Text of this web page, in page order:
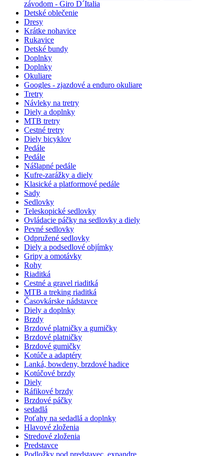
závodom - Giro D´Italia
Detské oblečenie
Dresy
Krátke nohavice
Rukavice
Detské bundy
Doplnky
Doplnky
Okuliare
Googles - zjazdové a enduro okuliare
Tretry
Návleky na tretry
Diely a doplnky
MTB tretry
Cestné tretry
Diely bicyklov
Pedále
Pedále
Nášlapné pedále
Kufre-zarážky a diely
Klasické a platformové pedále
Sady
Sedlovky
Teleskopické sedlovky
Ovládacie páčky na sedlovky a diely
Pevné sedlovky
Odpružené sedlovky
Diely a podsedlové objímky
Gripy a omotávky
Rohy
Riaditká
Cestné a gravel riaditká
MTB a treking riaditká
Časovkárske nádstavce
Diely a doplnky
Brzdy
Brzdové platničky a gumičky
Brzdové platničky
Brzdové gumičky
Kotúče a adaptéry
Lanká, bowdeny, brzdové hadice
Kotúčové brzdy
Diely
Ráfikové brzdy
Brzdové páčky
sedadlá
Poťahy na sedadlá a doplnky
Hlavové zloženia
Stredové zloženia
Predstavce
Podložky pod predstavec, expandre